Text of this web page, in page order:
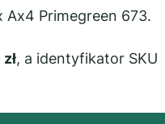
Ax4 Primegreen 673.
, a identyfikator SKU